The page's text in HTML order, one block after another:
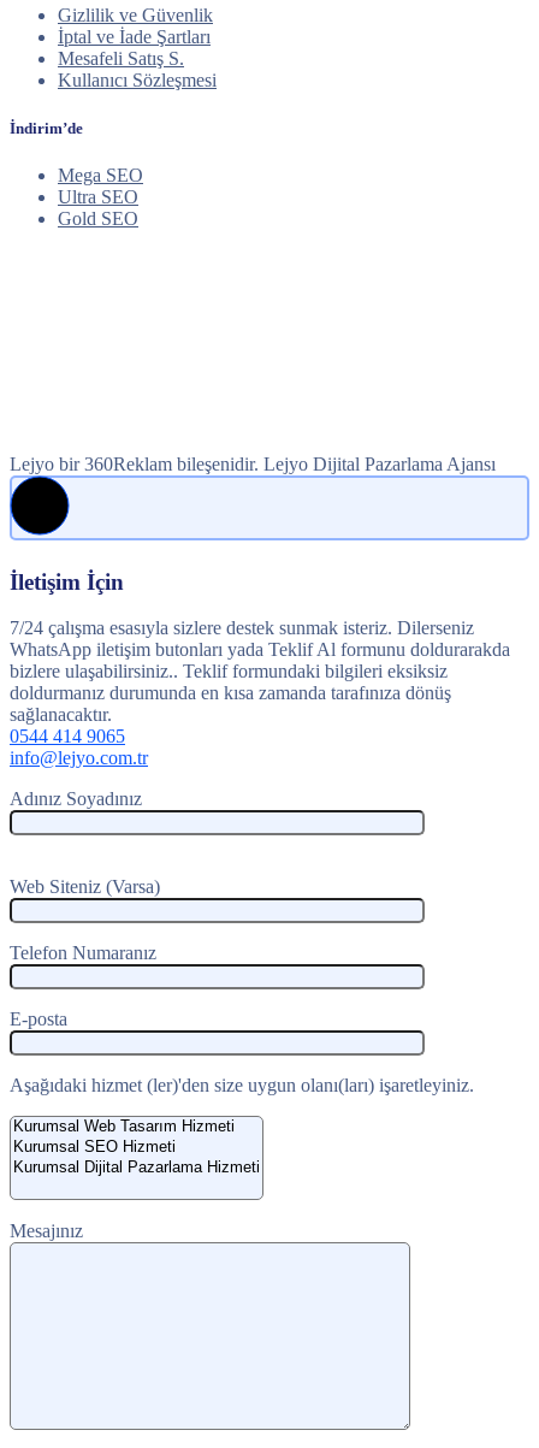
Gizlilik ve Güvenlik
İptal ve İade Şartları
Mesafeli Satış S.
Kullanıcı Sözleşmesi
İndirim’de
Mega SEO
Ultra SEO
Gold SEO
Lejyo bir 360Reklam bileşenidir. Lejyo Dijital Pazarlama Ajansı
İletişim İçin
7/24 çalışma esasıyla sizlere destek sunmak isteriz. Dilerseniz
WhatsApp iletişim butonları yada Teklif Al formunu doldurarakda
bizlere ulaşabilirsiniz.. Teklif formundaki bilgileri eksiksiz
doldurmanız durumunda en kısa zamanda tarafınıza dönüş
sağlanacaktır.
0544 414 9065
info@lejyo.com.tr
Adınız Soyadınız
Web Siteniz (Varsa)
Telefon Numaranız
E-posta
Aşağıdaki hizmet (ler)'den size uygun olanı(ları) işaretleyiniz.
Mesajınız